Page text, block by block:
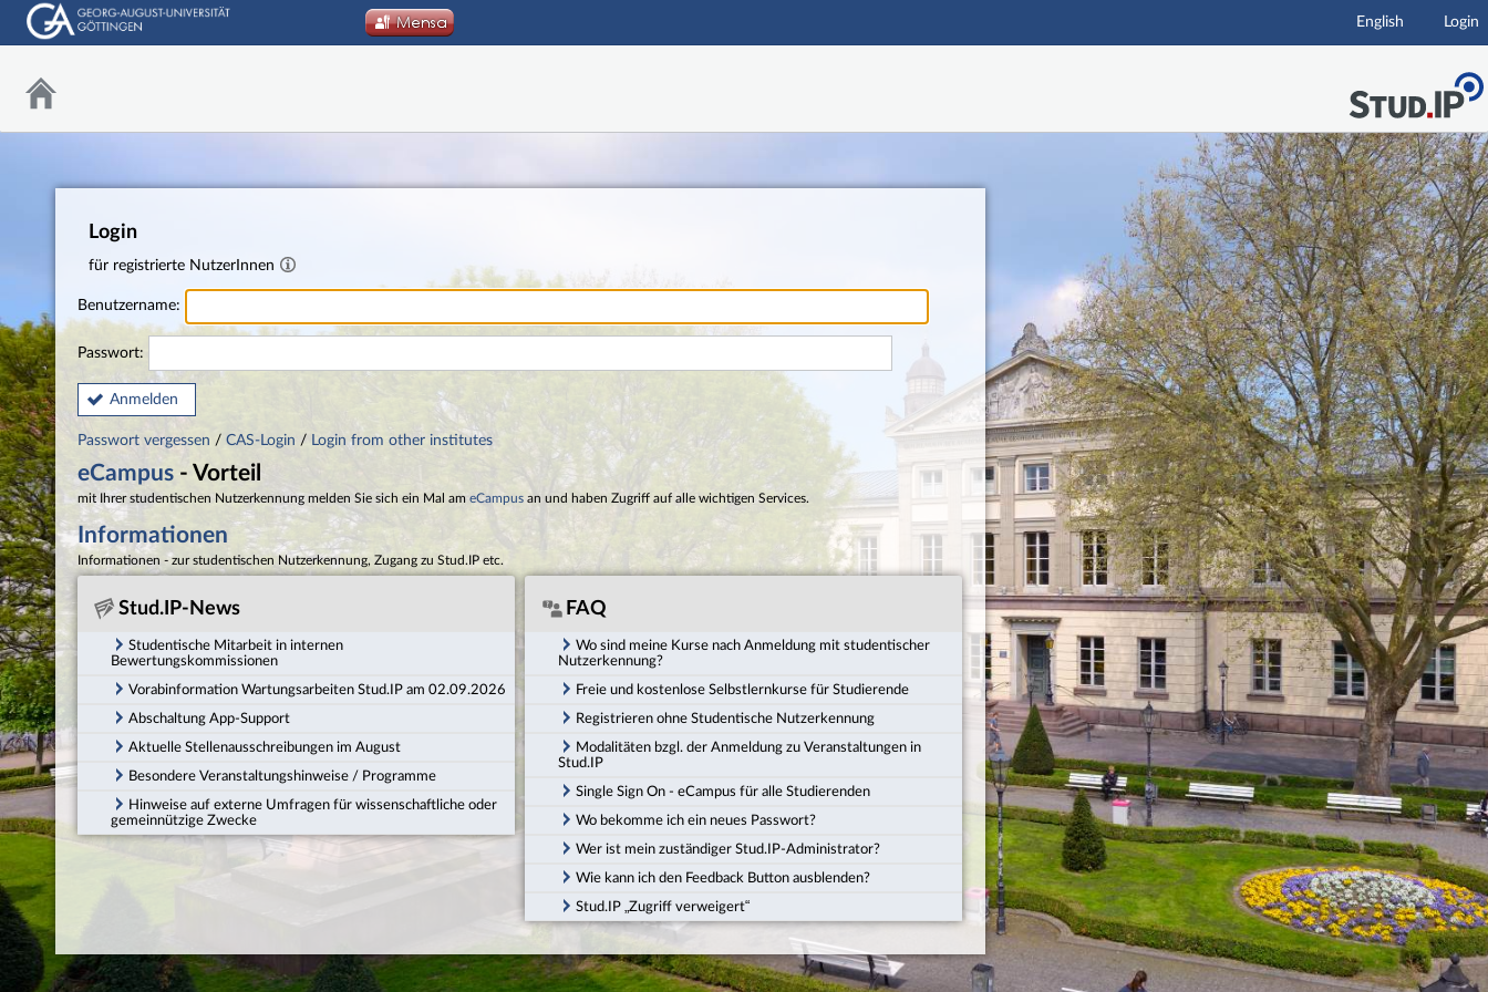
Hauptnavigation
English Login
Login
für registrierte NutzerInnen
Benutzername:
Passwort:
Anmelden
Passwort vergessen / CAS-Login / Login from other institutes
eCampus - Vorteil
mit Ihrer studentischen Nutzerkennung melden Sie sich ein Mal am eCampus an und haben Zugriff auf alle wichtigen Services.
Informationen
Informationen - zur studentischen Nutzerkennung, Zugang zu Stud.IP etc.
Stud.IP-News
Studentische Mitarbeit in internen
Bewertungskommissionen
Vorabinformation Wartungsarbeiten Stud.IP am 02.09.2026
Abschaltung App-Support
Aktuelle Stellenausschreibungen im August
Besondere Veranstaltungshinweise / Programme
Hinweise auf externe Umfragen für wissenschaftliche oder
gemeinnützige Zwecke
FAQ
Wo sind meine Kurse nach Anmeldung mit studentischer
Nutzerkennung?
Freie und kostenlose Selbstlernkurse für Studierende
Registrieren ohne Studentische Nutzerkennung
Modalitäten bzgl. der Anmeldung zu Veranstaltungen in
Stud.IP
Single Sign On - eCampus für alle Studierenden
Wo bekomme ich ein neues Passwort?
Wer ist mein zuständiger Stud.IP-Administrator?
Wie kann ich den Feedback Button ausblenden?
Stud.IP „Zugriff verweigert“